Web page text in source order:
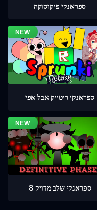
ספראנקי פיקוסוקה
ספראנקי ריטייק אבל אפי
ספראנקי שלב מדויק 8